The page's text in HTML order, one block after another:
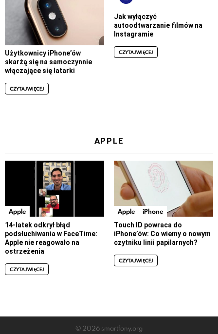
Użytkownicy iPhone’ów
skarżą się na samoczynnie
włączające się latarki
CZYTAJ WIĘCEJ
Jak wyłączyć
autoodtwarzanie filmów na
Instagramie
CZYTAJ WIĘCEJ
APPLE
Apple
14-latek odkrył błąd
podsłuchiwania w FaceTime:
Apple nie reagowało na
ostrzeżenia
CZYTAJ WIĘCEJ
Apple iPhone
Touch ID powraca do
iPhone’ów: Co wiemy o nowym
czytniku linii papilarnych?
CZYTAJ WIĘCEJ
© 2026 smartfony.org